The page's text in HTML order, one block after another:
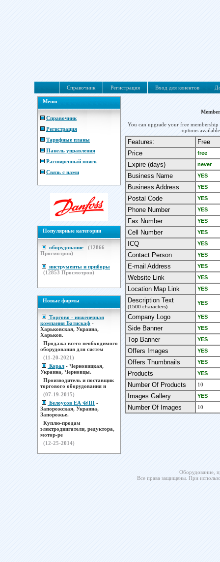
Справочник Регистрация Вход для клиентов
Меню
Справочник
Регистрация
Тарифные планы
Панель управления
Расширенный поиск
Связь с нами
Популярные категории
оборудование (12866
Просмотров)
инструменты и приборы
(12853 Просмотров)
Новые фирмы
Торгово - инженерная
компания Батискаф -
Харьковская, Украина,
Харьков.
Продажа всего необходимого
оборудования для систем
(11-20-2021)
Корал - Черновицкая,
Украина, Черновцы.
Производитель и поставщик
торгового оборудования н
(07-19-2015)
Белоусов ЕА ФЛП -
Запорожская, Украина,
Запорожье.
Куплю-продам
электродвигатели, редуктора,
мотор-ре
(12-25-2014)
You can upgrade your free
options
Features:
Free
Price
free
Expire (days) never
Business Name YES
Business Address YES
Postal Code YES
Phone Number YES
Fax Number YES
Cell Number YES
ICQ YES
Contact Person YES
E-mail Address YES
Website Link YES
Location Map Link YES
Description Text
(1500 characters)
YES
Company Logo YES
Side Banner YES
Top Banner YES
Offers Images YES
Offers Thumbnails YES
Products YES
Number Of Products 10
Images Gallery YES
Number Of Images 10
Оборудование,
Все права защищены. При